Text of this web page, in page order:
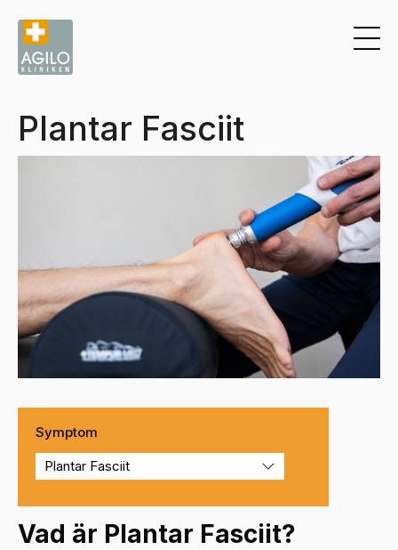
Plantar Fasciit
Symptom
Vad är Plantar Fasciit?